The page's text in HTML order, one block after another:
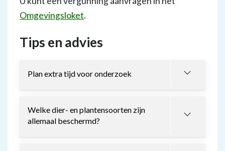
Omgevingsloket.
Tips en advies
Plan extra tijd voor onderzoek
Welke dier- en plantensoorten zijn
allemaal beschermd?